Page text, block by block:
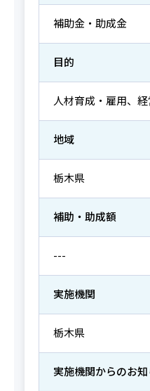
補助金・助成金
目的
人材育成・雇用、
地域
栃木県
補助・助成額
---
実施機関
栃木県
実施機関からのお